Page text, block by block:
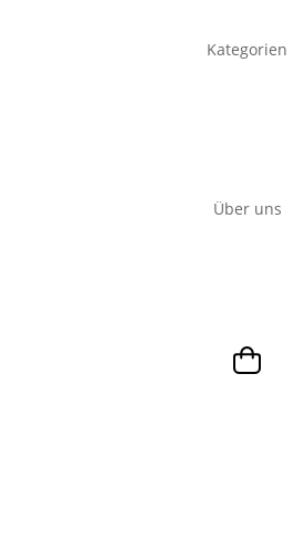
Kategorien
Über uns